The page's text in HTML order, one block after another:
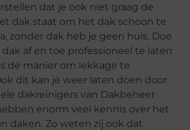
dat je ook niet graag de
dak staat om het dak schoon te
zonder dak heb je geen huis. Doe
af en toe professioneel te laten
dé manier om lekkage te
dit kan je weer laten doen door
dakreinigers van Dakbeheer
enorm veel kennis over het
daken. Zo weten zij ook dat